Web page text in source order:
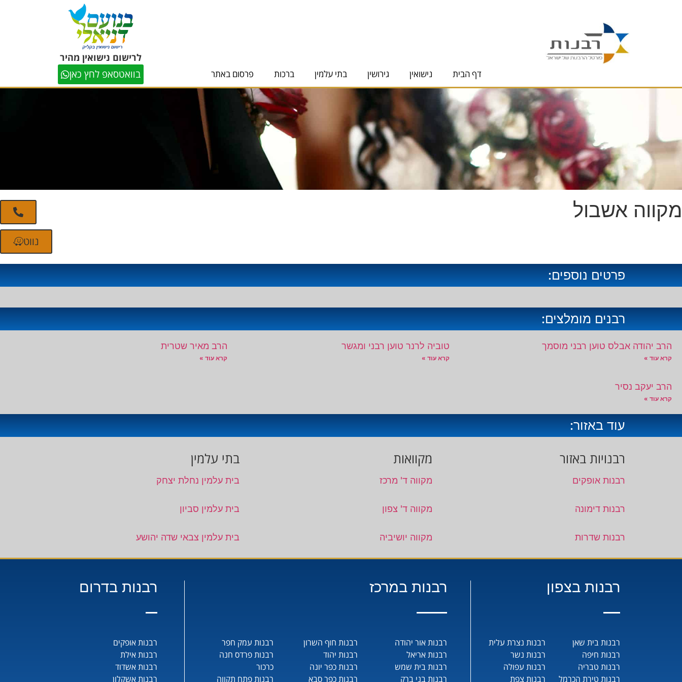
דף הבית נישואין גירושין בתי עלמין ברכות פרסום באתר
לרישום נישואין מהיר
בוואטסאפ לחץ כאן
מקווה אשבול
נווט
פרטים נוספים:
רבנים מומלצים:
הרב יהודה אבלס טוען רבני מוסמך
קרא עוד »
טוביה לרנר טוען רבני ומגשר
קרא עוד »
הרב מאיר שטרית
קרא עוד »
הרב יעקב נסיר
קרא עוד »
עוד באזור:
רבנויות באזור
רבנות אופקים
רבנות דימונה
רבנות שדרות
מקוואות
מקווה ד' מרכז
מקווה ד' צפון
מקווה יושיביה
בתי עלמין
בית עלמין נחלת יצחק
בית עלמין סביון
בית עלמין צבאי שדה יהושע
רבנות בצפון
רבנות בית שאן
רבנות חיפה
רבנות טבריה
רבנות טירת הכרמל
רבנות נצרת עלית
רבנות נשר
רבנות עפולה
רבנות צפת
רבנות במרכז
רבנות אור יהודה
רבנות אריאל
רבנות בית שמש
רבנות בני ברק
רבנות חוף השרון
רבנות יהוד
רבנות כפר יונה
רבנות כפר סבא
רבנות עמק חפר
רבנות פרדס חנה
כרכור
רבנות פתח תקווה
רבנות בדרום
רבנות אופקים
רבנות אילת
רבנות אשדוד
רבנות אשקלון